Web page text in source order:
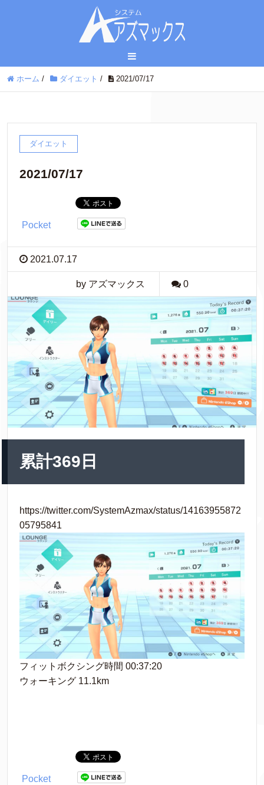
ホーム / ダイエット / 2021/07/17
ダイエット
2021/07/17
Pocket
2021.07.17
by アズマックス 0
累計369日
https://twitter.com/SystemAzmax/status/14163955872
05795841
フィットボクシング時間 00:37:20
ウォーキング 11.1km
Pocket